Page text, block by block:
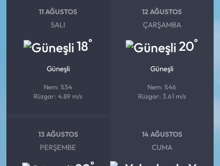
11 AĞUSTOS
SALI
18°
Güneşli
Nem: %54
Rüzgar: 4.89 m/s
12 AĞUSTOS
ÇARŞAMBA
20°
Güneşli
Nem: %46
Rüzgar: 3.61 m/s
13 AĞUSTOS
PERŞEMBE
14 AĞUSTOS
CUMA